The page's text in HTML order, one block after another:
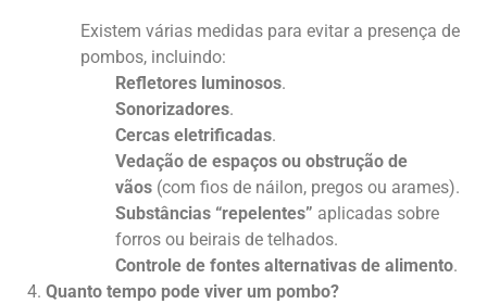
Existem várias medidas para evitar a presença de
pombos, incluindo:
Refletores luminosos.
Sonorizadores.
Cercas eletrificadas.
Vedação de espaços ou obstrução de
vãos (com fios de náilon, pregos ou arames).
Substâncias “repelentes” aplicadas sobre
forros ou beirais de telhados.
Controle de fontes alternativas de alimento.
Quanto tempo pode viver um pombo?